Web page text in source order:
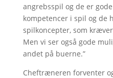
angrebsspil og de er
kompetencer i spil og de
spilkoncepter, som
Men vi ser også gode
andet på buerne.”
Cheftræneren forventer